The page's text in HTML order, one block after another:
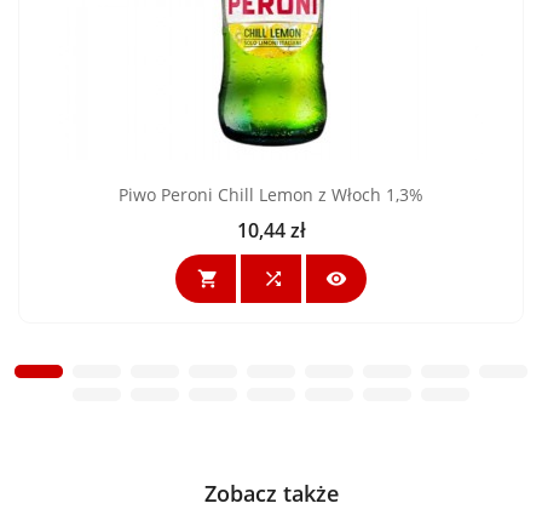
Piwo Peroni Chill Lemon z Włoch 1,3%
Cena
10,44 zł
  
Zobacz także